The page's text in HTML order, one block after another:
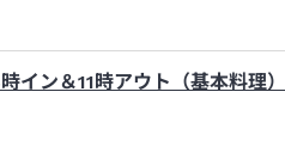
イン＆11時アウト（基本料理）